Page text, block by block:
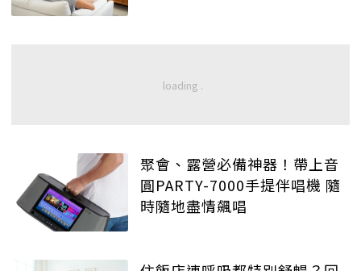
聚會、露營必備神器！帶上音
圓PARTY-7000手提伴唱機 隨
時隨地盡情飆唱